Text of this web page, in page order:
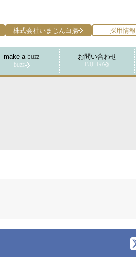
make a buzz
buzz
お問い合わせ
INQUIRY
株式会社いまじん白揚 採用情報